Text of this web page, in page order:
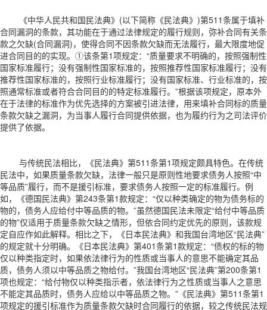
《中华人民共和国民法典》(以下简称《民法典》)第511条属于填补
合同漏洞的条款，其功能在于通过法律规定的履行规则，弥补合同有关条
款之欠缺(合同漏洞)，使得合同不因条款欠缺而无法履行，最大限度地促
进合同目的的实现。①该条第1项规定：“质量要求不明确的，按照强制性
国家标准履行；没有强制性国家标准的，按照推荐性国家标准履行；没有
推荐性国家标准的，按照行业标准履行；没有国家标准、行业标准的，按
照通常标准或者符合合同目的的特定标准履行。”根据该项规定，原本外
在于法律的标准作为优先选择的方案被引进法律，用来填补合同标的质量
条款欠缺之漏洞，为当事人履行合同提供依据，也为履约行为之司法评价
提供了依据。
与传统民法相比，《民法典》第511条第1项规定颇具特色。在传统
民法中，如果质量条款欠缺，法律一般只是原则性地要求债务人按照“中
等品质”履行，而不是援引标准，要求债务人按照一定的标准履行。例
如，《德国民法典》第243条第1款规定：“仅以种类确定的物为债务标的
物的，债务人应给付中等品质的物。”虽然德国民法未限定“给付中等品质
的物”仅适用于质量条款欠缺之情形，但依合同约定优先的原则，该款规
定自应作如此解释。相比之下，《日本民法典》和我国台湾地区“民法典”
的规定就十分明确。《日本民法典》第401条第1款规定：“债权的标的物
仅以种类指定时，如果依法律行为的性质或当事人的意思不能确定其品
质，债务人须以中等品质之物给付。”我国台湾地区“民法典”第200条第1
项也规定：“给付物仅以种类指示者，依法律行为之性质或当事人之意思
不能定其品质时，债务人应给以中等品质之物。”《民法典》第511条第1
项规定的援引标准作为质量条款欠缺时合同履行的依据，较之传统民法规